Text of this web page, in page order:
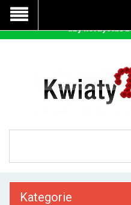
Kategorie
Nasza strona korzysta z
prawidłowego działania.
aby korzystać